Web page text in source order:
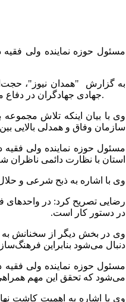
مسئول حوزه نماینده ولی
به گزارش "همدان نیوز"،
جهادی جهادگران در دفاع مقدس برگ زرینی در تاریخ انقلاب است، امروز نیز همکاران جهاد کشاورزی با روحیه جهادی امنیت غذایی را دنبال می‌کنند.
وی با بیان اینکه تلاش
سازمان وفاق و همدلی بالایی
استان با نظارت دائمی ناظران
وی با اشاره به ذبح شرعی و
رضایی تصریح کرد: در
در دستور کار است.
دنبال می‌شود بنابراین
مسئول حوزه نماینده ولی
می‌شود که تحقق این مهم
وی با اشاره به اهمیت کاشت